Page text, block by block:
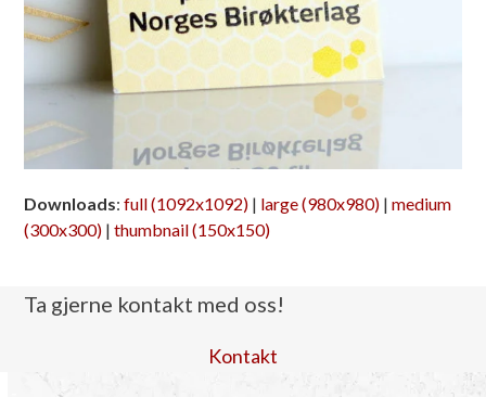
Downloads:full (1092x1092) | large (980x980) |medium
(300x300) |thumbnail (150x150)
Ta gjerne kontakt med oss!
Kontakt